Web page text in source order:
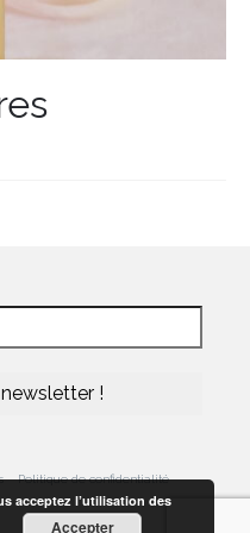
Politique de confidentialité
acceptez l’utilisation des
Accepter